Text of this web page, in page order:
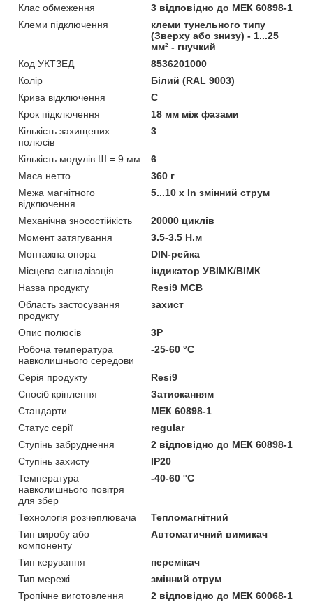
Клас обмеження
3 відповідно до МЕК 60898-1
Клеми підключення
клеми тунельного типу
(Зверху або знизу) - 1...25
мм² - гнучкий
Код УКТЗЕД
8536201000
Колір
Білий (RAL 9003)
Крива відключення
C
Крок підключення
18 мм між фазами
Кількість захищених
полюсів
3
Кількість модулів Ш = 9 мм
6
Маса нетто
360 г
Межа магнітного
відключення
5...10 x In змінний струм
Механічна зносостійкість
20000 циклів
Момент затягування
3.5-3.5 Н.м
Монтажна опора
DIN-рейка
Місцева сигналізація
iндикатор УВІМК/ВІМК
Назва продукту
Resi9 MCB
Область застосування
продукту
захист
Опис полюсів
3P
Робоча температура
навколишнього середови
-25-60 °C
Серія продукту
Resi9
Спосіб кріплення
Затисканням
Стандарти
МЕК 60898-1
Статус серії
regular
Ступінь забруднення
2 відповідно до МЕК 60898-1
Ступінь захисту
IP20
Температура
навколишнього повітря
для збер
-40-60 °C
Технологія розчеплювача
Тепломагнітний
Тип виробу або
компоненту
Автоматичний вимикач
Тип керування
перемікач
Тип мережі
змінний струм
Тропічне виготовлення
2 відповідно до МЕК 60068-1